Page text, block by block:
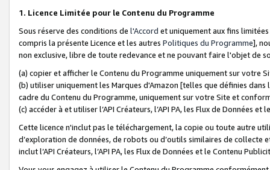
1. Licence Limitée pour le Contenu du Programme
Sous réserve des conditions de l'Accord et uniquement aux fins
compris la présente Licence et les autres Politiques du Programme],
non exclusive, libre de toute redevance et ne pouvant faire l'objet de
(a) copier et afficher le Contenu du Programme uniquement sur votre
(b) utiliser uniquement les Marques d'Amazon [telles que définies dans
cadre du Contenu du Programme, uniquement sur votre Site et
(c) accéder à et utiliser l’API Créateurs, l’API PA, les Flux de Données
Cette licence n'inclut pas le téléchargement, la copie ou toute autre
d’exploration de données, de robots ou d’outils similaires de
inclut l’API Créateurs, l’API PA, les Flux de Données et le Contenu